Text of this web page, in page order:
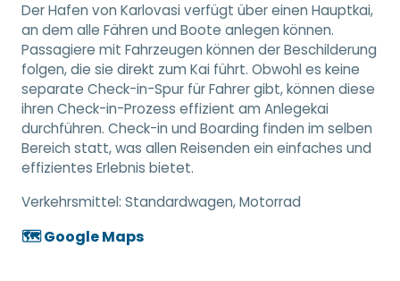
Der Hafen von Karlovasi verfügt über einen Hauptkai,
an dem alle Fähren und Boote anlegen können.
Passagiere mit Fahrzeugen können der Beschilderung
folgen, die sie direkt zum Kai führt. Obwohl es keine
separate Check-in-Spur für Fahrer gibt, können diese
ihren Check-in-Prozess effizient am Anlegekai
durchführen. Check-in und Boarding finden im selben
Bereich statt, was allen Reisenden ein einfaches und
effizientes Erlebnis bietet.
Verkehrsmittel: Standardwagen, Motorrad
🗺️ Google Maps